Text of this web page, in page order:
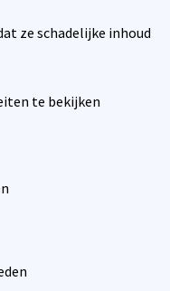
ze schadelijke inhoud
te bekijken